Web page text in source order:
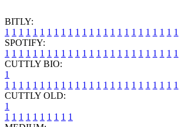
BITLY:
1 1 1 1 1 1 1 1 1 1 1 1 1 1 1 1 1 1 1 1 1 1 1 1 1
SPOTIFY:
1 1 1 1 1 1 1 1 1 1 1 1 1 1 1 1 1 1 1 1 1 1 1 1 1
CUTTLY BIO:
1
1 1 1 1 1 1 1 1 1 1 1 1 1 1 1 1 1 1 1 1 1 1 1 1 1
CUTTLY OLD:
1
1 1 1 1 1 1 1 1 1 1